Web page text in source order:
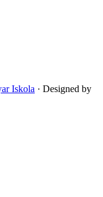
Iskola · Designed by